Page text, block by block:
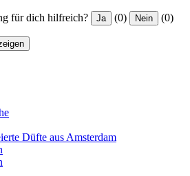
für dich hilfreich? Ja (0) Nein (0)
Düfte aus Amsterdam